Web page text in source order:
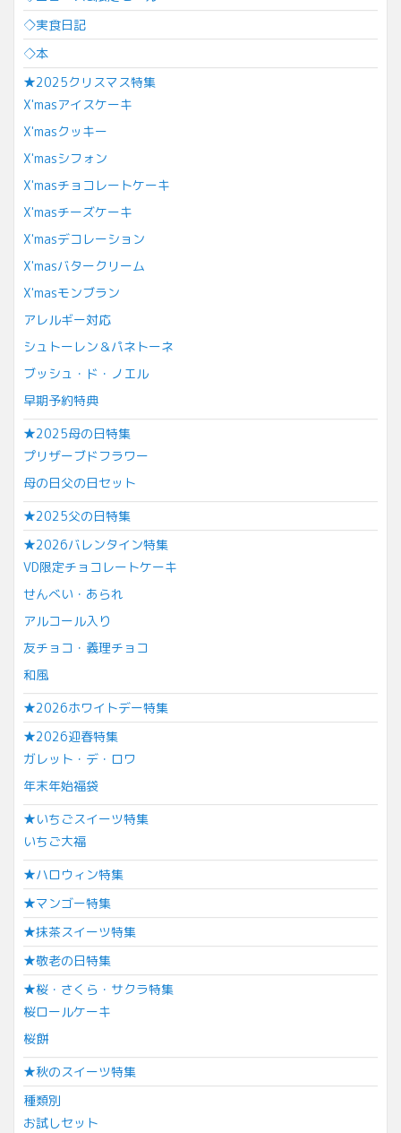
◇実食日記
◇本
★2025クリスマス特集
X'masアイスケーキ
X'masクッキー
X'masシフォン
X'masチョコレートケーキ
X'masチーズケーキ
X'masデコレーション
X'masバタークリーム
X'masモンブラン
アレルギー対応
シュトーレン＆パネトーネ
ブッシュ・ド・ノエル
早期予約特典
★2025母の日特集
プリザーブドフラワー
母の日父の日セット
★2025父の日特集
★2026バレンタイン特集
VD限定チョコレートケーキ
せんべい・あられ
アルコール入り
友チョコ・義理チョコ
和風
★2026ホワイトデー特集
★2026迎春特集
ガレット・デ・ロワ
年末年始福袋
★いちごスイーツ特集
いちご大福
★ハロウィン特集
★マンゴー特集
★抹茶スイーツ特集
★敬老の日特集
★桜・さくら・サクラ特集
桜ロールケーキ
桜餅
★秋のスイーツ特集
種類別
お試しセット